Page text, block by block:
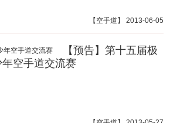
【 空手道 】 2013-06-05
【预告】第十五届极
空手道交流赛